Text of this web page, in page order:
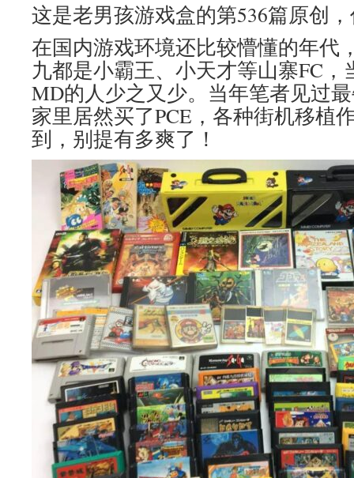
这是老男孩游戏盒的第536篇原创
在国内游戏环境还比较懵懂的年代
九都是小霸王、小天才等山寨FC，
MD的人少之又少。当年笔者见过
家里居然买了PCE，各种街机移植
到，别提有多爽了！